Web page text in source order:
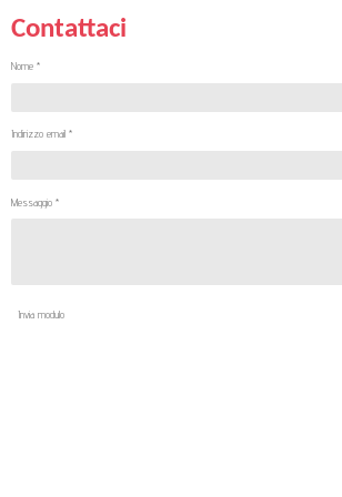
Contattaci
Nome *
Indirizzo email *
Messaggio *
Invia modulo